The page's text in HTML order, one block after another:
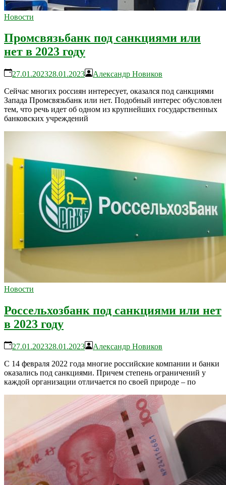
Новости
Промсвязьбанк под санкциями или
нет в 2023 году
27.01.202328.01.2023
Александр Новиков
Сейчас многих россиян интересует, оказался под санкциями
Запада Промсвязьбанк или нет. Подобный интерес обусловлен
тем, что речь идет об одном из крупнейших государственных
банковских учреждений
Новости
Россельхозбанк под санкциями или нет
в 2023 году
27.01.202328.01.2023
Александр Новиков
С 14 февраля 2022 года многие российские компании и банки
оказались под санкциями. Причем степень ограничений у
каждой организации отличается по своей природе – по